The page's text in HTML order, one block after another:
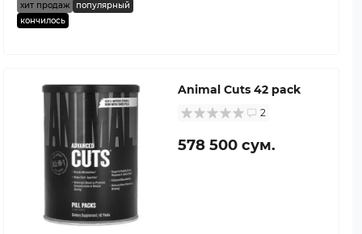
хит продаж
популярный
кончилось
Animal Cuts 42 pack
2
578 500 сум.